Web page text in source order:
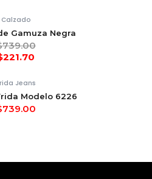
Calzado
Gamuza Negra
739.00
221.70
Jeans
Modelo 6226
739.00